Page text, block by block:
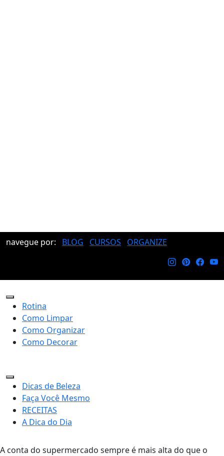
navegue por: BLOG CURSOS ORGANIZE
Rotina
Como Limpar
Como Organizar
Como Decorar
Dicas de Beleza
Faça Você Mesmo
RECEITAS
A Dica do Dia
A conta do supermercado sempre é mais alta do que o